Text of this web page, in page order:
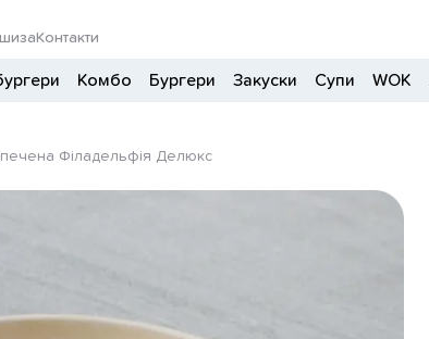
Контакти
Комбо Бургери Закуски Супи WOK
Філадельфія Делюкс